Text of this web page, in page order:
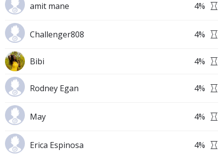
amit mane 4%
Challenger808 4%
Bibi 4%
Rodney Egan 4%
May 4%
Erica Espinosa 4%